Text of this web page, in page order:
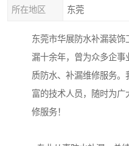
所在地区 东莞
东莞市华展防水补漏装
漏十余年，曾为众多企
质防水、补漏维修服务
富的技术人员，随时为
修服务！